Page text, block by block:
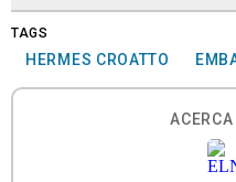
TAGS
HERMES CROATTO